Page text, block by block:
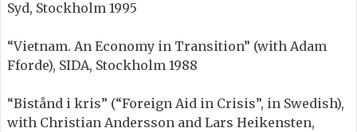
Syd, Stockholm 1995
“Vietnam. An Economy in Transition” (with Adam
Fforde), SIDA, Stockholm 1988
“Bistånd i kris” (“Foreign Aid in Crisis”, in Swedish),
with Christian Andersson and Lars Heikensten,